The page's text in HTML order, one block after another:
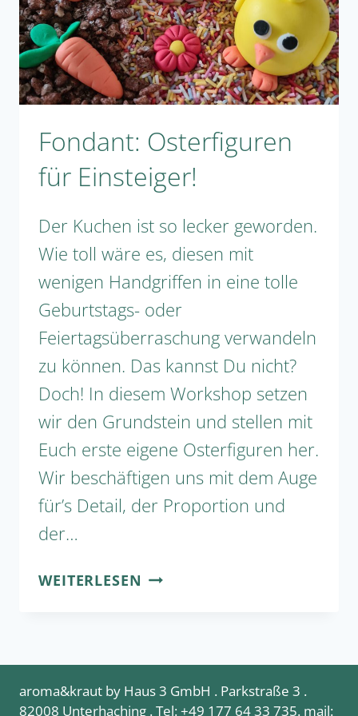
Fondant: Osterfiguren
für Einsteiger!
Der Kuchen ist so lecker geworden.
Wie toll wäre es, diesen mit
wenigen Handgriffen in eine tolle
Geburtstags- oder
Feiertagsüberraschung verwandeln
zu können. Das kannst Du nicht?
Doch! In diesem Workshop setzen
wir den Grundstein und stellen mit
Euch erste eigene Osterfiguren her.
Wir beschäftigen uns mit dem Auge
für’s Detail, der Proportion und
der…
WEITERLESEN FONDANT:
aroma&kraut by Haus 3 GmbH . Parkstraße 3 .
82008 Unterhaching . Tel:+49 177 64 33 735. mail: